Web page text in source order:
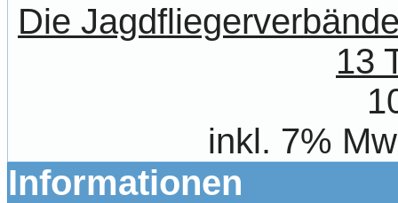
Die
13
inkl. 7%
Informationen